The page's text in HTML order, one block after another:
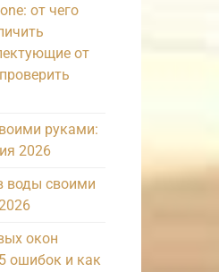
от чего
от
руками:
2026
воды своими
окон
ошибок и как